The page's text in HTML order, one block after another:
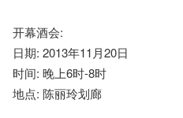
开幕酒会:
日期: 2013年11月20日
时间: 晚上6时-8时
地点: 陈丽玲划廊